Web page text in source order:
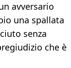
avversario
una spallata
senza
che è